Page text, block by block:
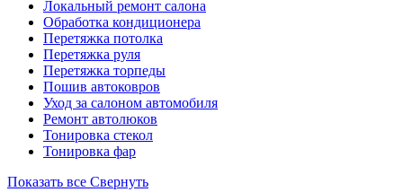
Локальный ремонт салона
Обработка кондиционера
Перетяжка потолка
Перетяжка руля
Перетяжка торпеды
Пошив автоковров
Уход за салоном автомобиля
Ремонт автолюков
Тонировка стекол
Тонировка фар
Показать все Свернуть